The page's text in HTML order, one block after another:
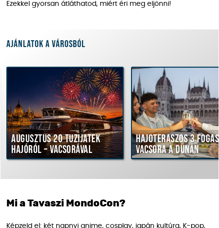
Ezekkel gyorsan átláthatod, miért éri meg eljönni!
Ajánlatok a városból
Augusztus 20 tűzijáték
hajóról – vacsorával
Hajóteraszos 3
vacsora a Dunán
Mi a Tavaszi MondoCon?
Képzeld el: két napnyi anime, cosplay, japán kultúra, K-pop,